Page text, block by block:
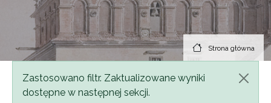
Strona główna
Komunikat
Zastosowano filtr. Zaktualizowane wyniki
dostępne w następnej sekcji.